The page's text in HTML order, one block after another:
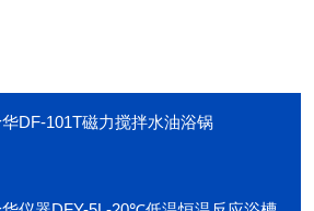
DF-101T磁力搅拌水油浴锅